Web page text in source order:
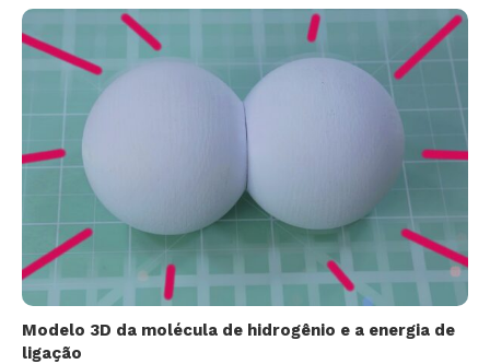
Modelo 3D da molécula de hidrogênio e a energia de
ligação